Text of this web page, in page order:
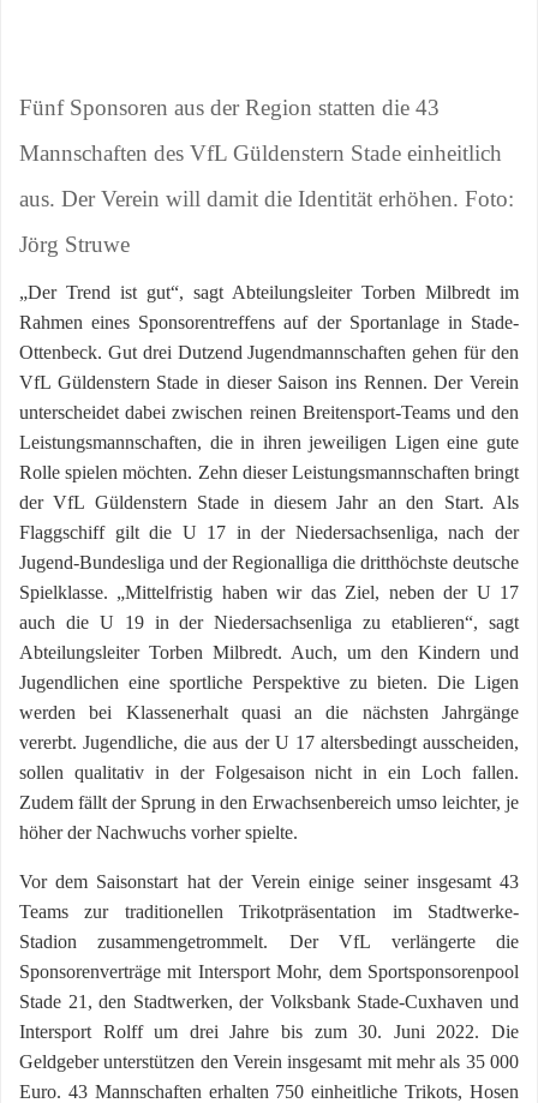
Fünf Sponsoren aus der Region statten die 43
Mannschaften des VfL Güldenstern Stade einheitlich
aus. Der Verein will damit die Identität erhöhen. Foto:
Jörg Struwe
„Der Trend ist gut“, sagt Abteilungsleiter Torben Milbredt im
Rahmen eines Sponsorentreffens auf der Sportanlage in Stade-
Ottenbeck. Gut drei Dutzend Jugendmannschaften gehen für den
VfL Güldenstern Stade in dieser Saison ins Rennen. Der Verein
unterscheidet dabei zwischen reinen Breitensport-Teams und den
Leistungsmannschaften, die in ihren jeweiligen Ligen eine gute
Rolle spielen möchten. Zehn dieser Leistungsmannschaften bringt
der VfL Güldenstern Stade in diesem Jahr an den Start. Als
Flaggschiff gilt die U 17 in der Niedersachsenliga, nach der
Jugend-Bundesliga und der Regionalliga die dritthöchste deutsche
Spielklasse. „Mittelfristig haben wir das Ziel, neben der U 17
auch die U 19 in der Niedersachsenliga zu etablieren“, sagt
Abteilungsleiter Torben Milbredt. Auch, um den Kindern und
Jugendlichen eine sportliche Perspektive zu bieten. Die Ligen
werden bei Klassenerhalt quasi an die nächsten Jahrgänge
vererbt. Jugendliche, die aus der U 17 altersbedingt ausscheiden,
sollen qualitativ in der Folgesaison nicht in ein Loch fallen.
Zudem fällt der Sprung in den Erwachsenbereich umso leichter, je
höher der Nachwuchs vorher spielte.
Vor dem Saisonstart hat der Verein einige seiner insgesamt 43
Teams zur traditionellen Trikotpräsentation im Stadtwerke-
Stadion zusammengetrommelt. Der VfL verlängerte die
Sponsorenverträge mit Intersport Mohr, dem Sportsponsorenpool
Stade 21, den Stadtwerken, der Volksbank Stade-Cuxhaven und
Intersport Rolff um drei Jahre bis zum 30. Juni 2022. Die
Geldgeber unterstützen den Verein insgesamt mit mehr als 35 000
Euro. 43 Mannschaften erhalten 750 einheitliche Trikots, Hosen